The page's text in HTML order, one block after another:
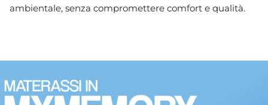
ambientale, senza compromettere comfort e qualità.